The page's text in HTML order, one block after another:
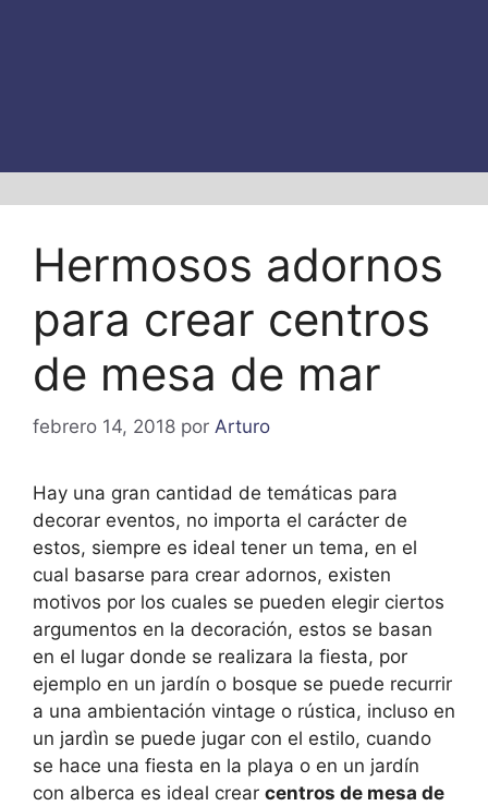
Hermosos adornos
para crear centros
de mesa de mar
febrero 14, 2018 por Arturo
Hay una gran cantidad de temáticas para
decorar eventos, no importa el carácter de
estos, siempre es ideal tener un tema, en el
cual basarse para crear adornos, existen
motivos por los cuales se pueden elegir ciertos
argumentos en la decoración, estos se basan
en el lugar donde se realizara la fiesta, por
ejemplo en un jardín o bosque se puede recurrir
a una ambientación vintage o rústica, incluso en
un jardìn se puede jugar con el estilo, cuando
se hace una fiesta en la playa o en un jardín
con alberca es ideal crear centros de mesa de